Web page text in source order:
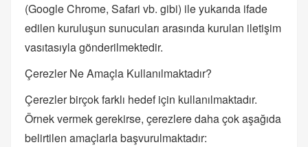
(Google Chrome, Safari vb. gibi) ile yukarıda ifade
edilen kuruluşun sunucuları arasında kurulan iletişim
vasıtasıyla gönderilmektedir.
Çerezler Ne Amaçla Kullanılmaktadır?
Çerezler birçok farklı hedef için kullanılmaktadır.
Örnek vermek gerekirse, çerezlere daha çok aşağıda
belirtilen amaçlarla başvurulmaktadır: